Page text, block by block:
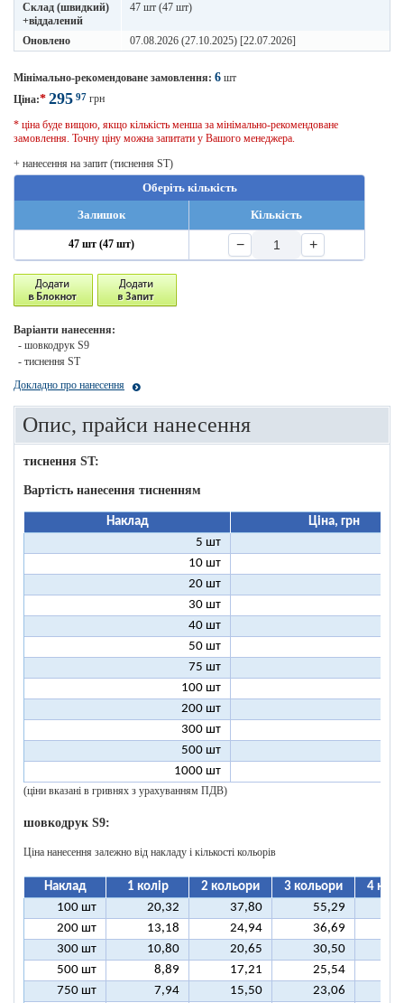
Склад (швидкий)
+віддалений
47 шт (47 шт)
Оновлено 07.08.2026 (27.10.2025) [22.07.2026]
Мінімально-рекомендоване замовлення: 6 шт
Ціна:* 295 97 грн
* ціна буде вищою, якщо кількість менша за мінімально-рекомендоване
замовлення. Точну ціну можна запитати у Вашого менеджера.
+ нанесення на запит (тиснення ST)
Оберіть кількість
Залишок
Кількість
47 шт (47 шт) − +
Варіанти нанесення:
- шовкодрук S9
- тиснення ST
Докладно про нанесення
Опис, прайси нанесення
тиснення ST:
Вартість нанесення тисненням
Наклад
Ціна, грн
5 шт
10 шт
20 шт
30 шт
40 шт
50 шт
75 шт
100 шт
200 шт
300 шт
500 шт
1000 шт
(ціни вказані в гривнях з урахуванням ПДВ)
шовкодрук S9:
Ціна нанесення залежно від накладу і кількості кольорів
Наклад 1 колір 2 кольори 3 кольори
4
100 шт
20,32 37,80 55,29
200 шт
13,18 24,94 36,69
300 шт
10,80 20,65 30,50
500 шт
8,89 17,21 25,54
750 шт
7,94 15,50 23,06